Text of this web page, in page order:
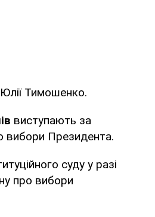
Юлії Тимошенко.
виступають за
вибори Президента.
суду у разі
про вибори